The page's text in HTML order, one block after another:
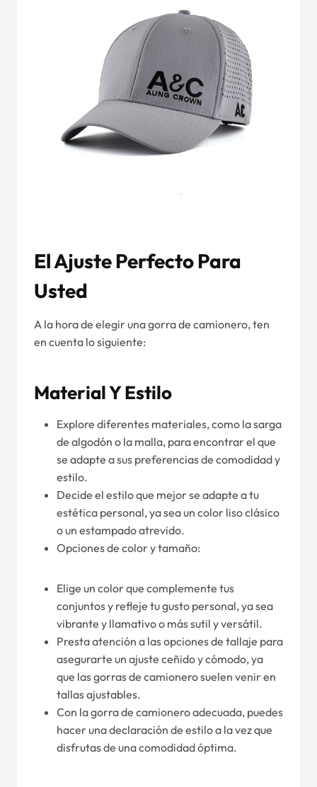
El Ajuste Perfecto Para
Usted
A la hora de elegir una gorra de camionero, ten
en cuenta lo siguiente:
Material Y Estilo
Explore diferentes materiales, como la sarga
de algodón o la malla, para encontrar el que
se adapte a sus preferencias de comodidad y
estilo.
Decide el estilo que mejor se adapte a tu
estética personal, ya sea un color liso clásico
o un estampado atrevido.
Opciones de color y tamaño:
Elige un color que complemente tus
conjuntos y refleje tu gusto personal, ya sea
vibrante y llamativo o más sutil y versátil.
Presta atención a las opciones de tallaje para
asegurarte un ajuste ceñido y cómodo, ya
que las gorras de camionero suelen venir en
tallas ajustables.
Con la gorra de camionero adecuada, puedes
hacer una declaración de estilo a la vez que
disfrutas de una comodidad óptima.